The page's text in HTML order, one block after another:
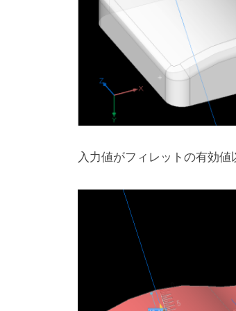
入力値がフィレットの有効値